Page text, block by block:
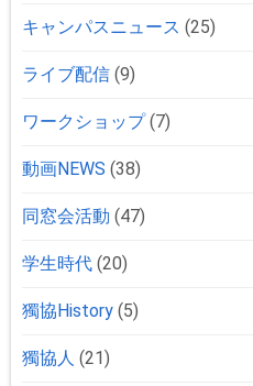
キャンパスニュース (25)
ライブ配信 (9)
ワークショップ(7)
動画NEWS (38)
同窓会活動 (47)
学生時代 (20)
獨協History (5)
獨協人 (21)